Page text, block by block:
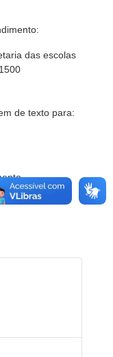
das escolas
de texto para: